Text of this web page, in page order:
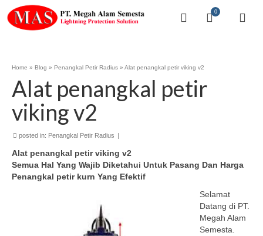
0
Home » Blog » Penangkal Petir Radius » Alat penangkal petir viking v2
Alat penangkal petir
viking v2
posted in: Penangkal Petir Radius |
Alat penangkal petir viking v2
Semua Hal Yang Wajib Diketahui Untuk Pasang Dan Harga
Penangkal petir kurn Yang Efektif
Selamat
Datang di PT.
Megah Alam
Semesta.